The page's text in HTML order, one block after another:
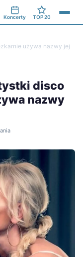
Koncerty TOP 20
używa nazwy jej
disco
nazwy